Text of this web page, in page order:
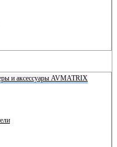
и аксессуары AVMATRIX